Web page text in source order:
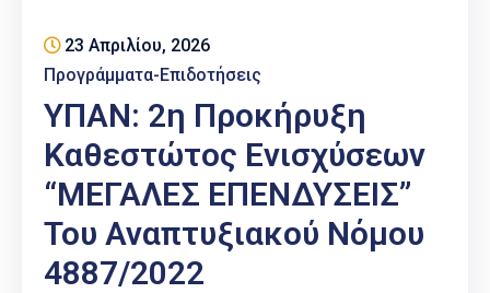
Έκθεση
Παραδοσιακών
Επαγγελμάτων
Έκθεση
ΕΒΕΠ-
23 Απριλίου, 2026
Προγράμματα-Επιδοτήσεις
ΥΠΑΝ: 2η Προκήρυξη
Καθεστώτος Ενισχύσεων
“ΜΕΓΑΛΕΣ ΕΠΕΝΔΥΣΕΙΣ”
Του Αναπτυξιακού Νόμου
4887/2022